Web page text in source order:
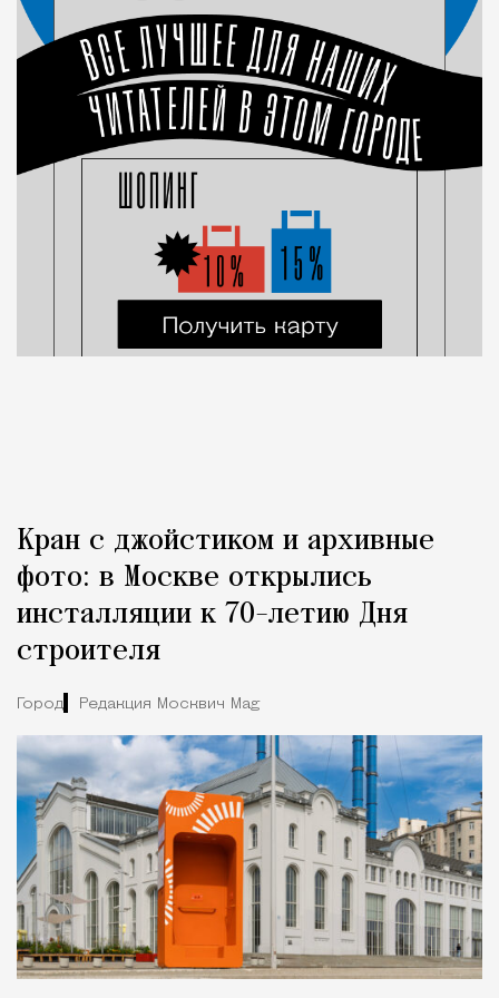
Кран с джойстиком и архивные
фото: в Москве открылись
инсталляции к 70-летию Дня
строителя
Город Редакция Москвич Mag